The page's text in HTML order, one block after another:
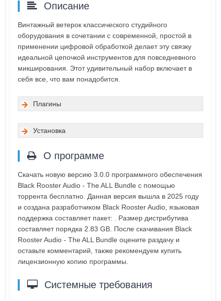
Описание
Винтажный ветерок классического студийного
оборудования в сочетании с современной, простой в
применении цифровой обработкой делает эту связку
идеальной цепочкой инструментов для повседневного
микширования. Этот удивительный набор включает в
себя все, что вам понадобится.
Плагины
Установка
О программе
Скачать новую версию 3.0.0 программного обеспечения
Black Rooster Audio - The ALL Bundle с помощью
торрента бесплатно. Данная версия вышла в 2025 году
и создана разработчиком Black Rooster Audio, языковая
поддержка составляет пакет: . Размер дистрибутива
составляет порядка 2.83 GB. После скачивания Black
Rooster Audio - The ALL Bundle оцените раздачу и
оставьте комментарий, также рекомендуем купить
лицензионную копию программы.
Системные требования